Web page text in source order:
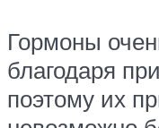
Гормоны
благодаря
поэтому их